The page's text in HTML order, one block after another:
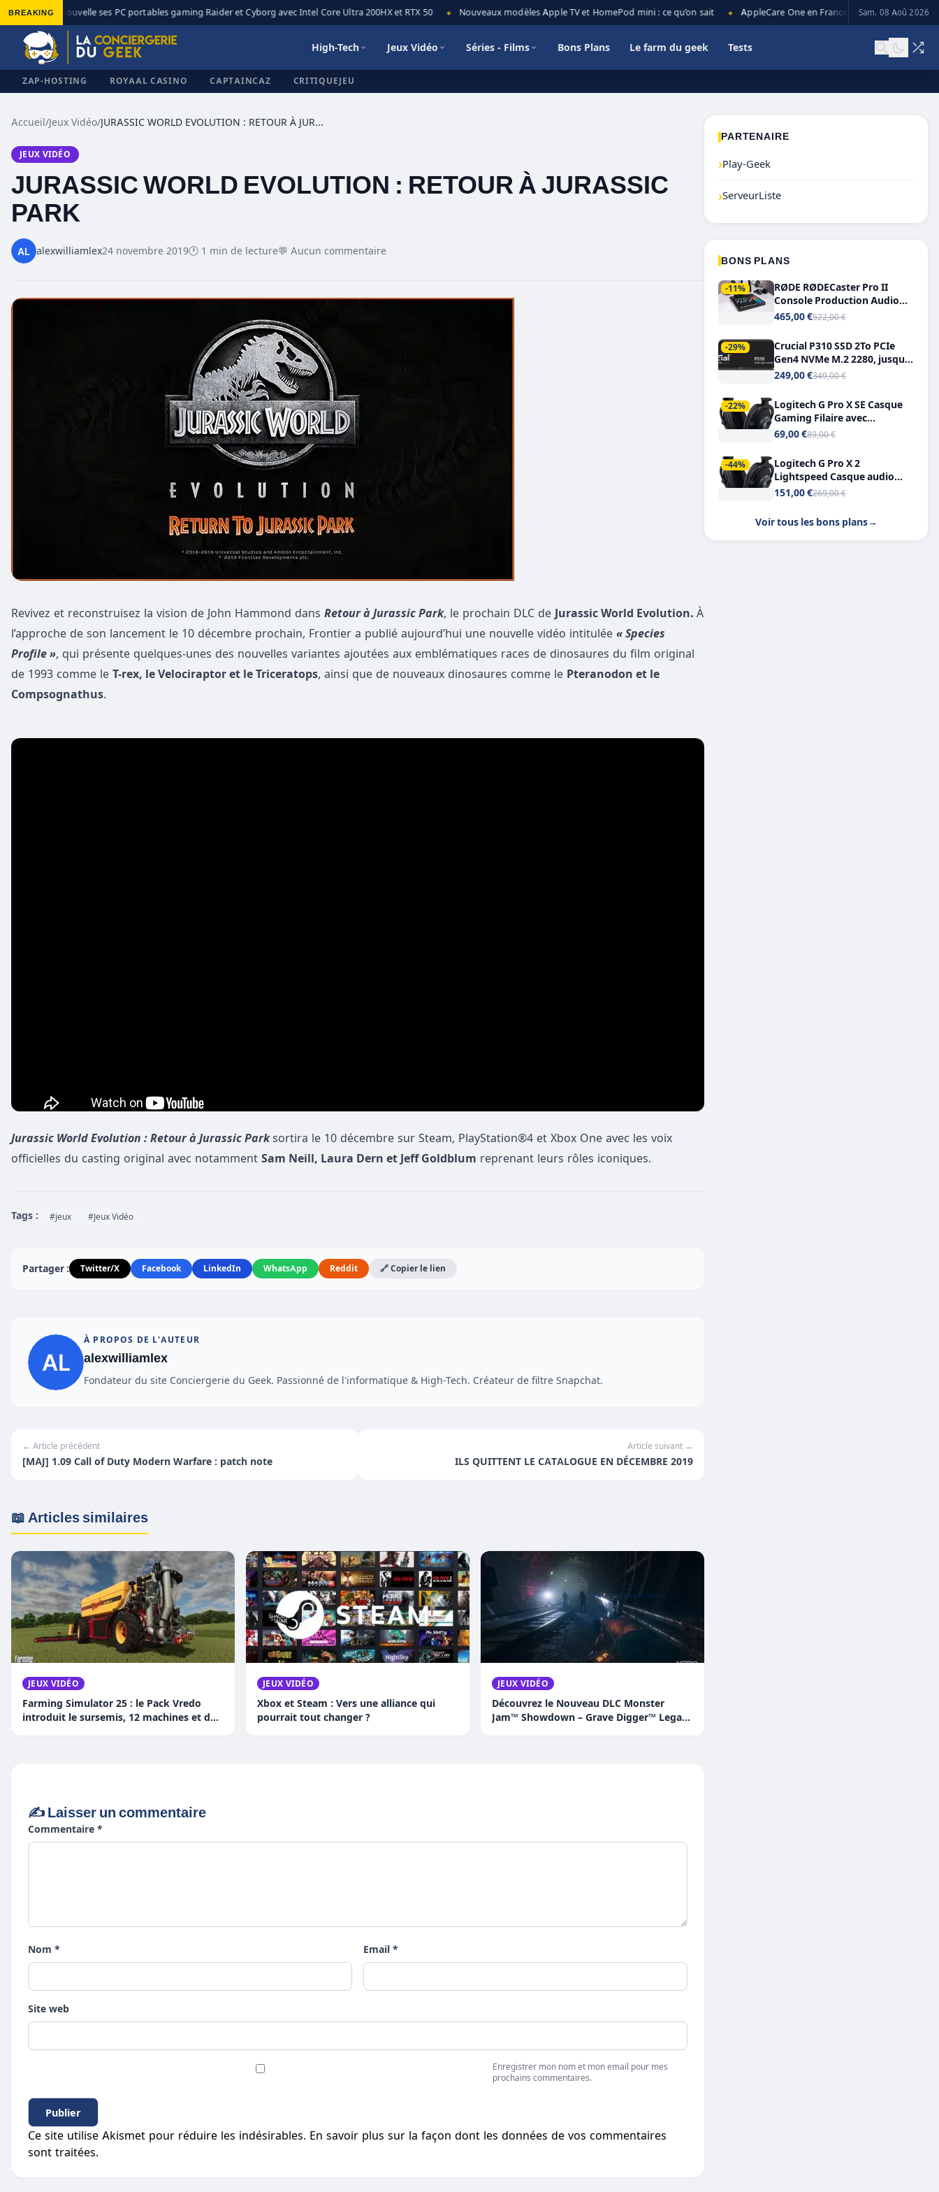
BREAKING
◆ MSI renouvelle ses PC portables gaming Raider et Cyborg avec Intel Core Ultra 200HX et RTX 50 Nouveaux modèles Apple TV et HomePod mini : ce qu’on sait AppleCare One en France : prix, couverture et
Sam. 08 Aoû 2026
High-Tech Jeux Vidéo Séries - Films Bons Plans Le farm du geek Tests
ZAP-HOSTING ROYAAL CASINO CAPTAINCAZ CRITIQUEJEU
Accueil/Jeux Vidéo/ JURASSIC WORLD EVOLUTION : RETOUR À JURASSIC PARK
JEUX VIDÉO
JURASSIC WORLD EVOLUTION : RETOUR À JURASSIC
PARK
alexwilliamlex24 novembre 2019🕐 1 min de lecture💬 Aucun commentaire
Revivez et reconstruisez la vision de John Hammond dans Retour à Jurassic Park, le prochain DLC de Jurassic World Evolution. À
l’approche de son lancement le 10 décembre prochain, Frontier a publié aujourd’hui une nouvelle vidéo intitulée « Species
Profile », qui présente quelques-unes des nouvelles variantes ajoutées aux emblématiques races de dinosaures du film original
de 1993 comme le T-rex, le Velociraptor et le Triceratops, ainsi que de nouveaux dinosaures comme le Pteranodon et le
Compsognathus.
Jurassic World Evolution : Retour à Jurassic Parksortira le 10 décembre sur Steam, PlayStation®4 et Xbox One avec les voix
officielles du casting original avec notamment Sam Neill, Laura Dern et Jeff Goldblum reprenant leurs rôles iconiques.
Tags : #jeux #Jeux Vidéo
Partager : Twitter/X Facebook LinkedIn WhatsApp Reddit 🔗 Copier le lien
À PROPOS DE L'AUTEUR
alexwilliamlex
Fondateur du site Conciergerie du Geek. Passionné de l'informatique & High-Tech. Créateur de filtre Snapchat.
← Article précédent
[MAJ] 1.09 Call of Duty Modern Warfare : patch note
Article suivant →
ILS QUITTENT LE CATALOGUE EN DÉCEMBRE 2019
📖 Articles similaires
JEUX VIDÉO
Farming Simulator 25 : le Pack Vredo
introduit le sursemis, 12 machines et des
JEUX VIDÉO
Xbox et Steam : Vers une alliance qui
pourrait tout changer ?
JEUX VIDÉO
Découvrez le Nouveau DLC Monster
Jam™ Showdown – Grave Digger™ Legacy
✍️ Laisser un commentaire
Commentaire *
Nom * Email *
Site web
Enregistrer mon nom et mon email pour mes
prochains commentaires.
Ce site utilise Akismet pour réduire les indésirables. En savoir plus sur la façon dont les données de vos commentaires
sont traitées.
PARTENAIRE
›Play-Geek
›ServeurListe
BONS PLANS
-11%
RØDE RØDECaster Pro II
Console Production Audio
Tout-en-Un, Bluetooth et
465,00 €522,00 €
-29%
Crucial P310 SSD 2To PCIe
Gen4 NVMe M.2 2280, jusqu’à
7.100 Mo/s
249,00 €349,00 €
-22%
Logitech G Pro X SE Casque
Gaming Filaire avec
Microphone Micro
7.1
69,00 €89,00 €
-44%
Logitech G Pro X 2
Lightspeed Casque audio
bluetooth
151,00 €269,00 €
Voir tous les bons plans→